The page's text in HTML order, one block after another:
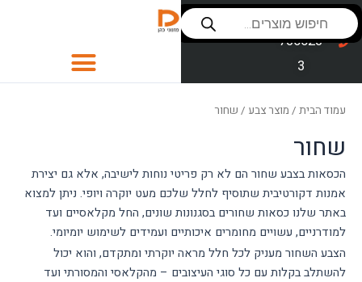
דילוג
לתוכן
053-
736623
3
שירות לקוחות
סניפים
Products
search
פינות אוכל
ספות לסלון
חדרי שינה
עמוד הבית / מוצר צבע / שחור
שחור
הכסאות בצבע שחור הם לא רק פריטי נוחות לישיבה, אלא גם יצירת
אמנות דקורטיבית שתוסיף לחלל שלכם מעט יוקרה ויופי. ניתן למצוא
באתר שלנו כסאות שחורים בסגנונות שונים, החל מקלאסיים ועד
למודרניים, עשויים מחומרים איכותיים ועמידים לשימוש יומיומי.
הצבע השחור מעניק לכל חלל מראה יוקרתי ומתקדם, והוא יכול
להשתלב בקלות עם כל סוגי העיצובים – מהקלאסי והמסורתי ועד